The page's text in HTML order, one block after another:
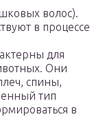
волос).
в процессе
для
Они
спины,
тип
в